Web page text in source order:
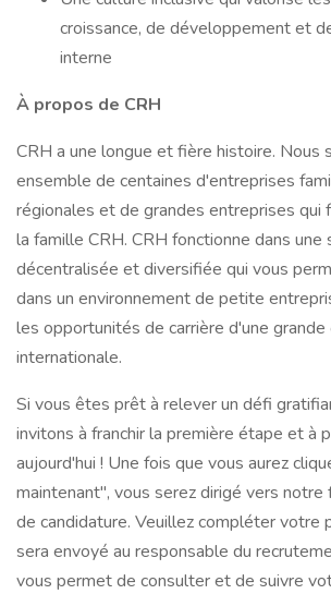
croissance, de développement et
interne
À propos de CRH
CRH a une longue et fière histoire. Nous
ensemble de centaines d'entreprises
régionales et de grandes entreprises qui
la famille CRH. CRH fonctionne dans une
décentralisée et diversifiée qui vous
dans un environnement de petite
les opportunités de carrière d'une grande
internationale.
Si vous êtes prêt à relever un défi
invitons à franchir la première étape et à
aujourd'hui ! Une fois que vous aurez
maintenant", vous serez dirigé vers
de candidature. Veuillez compléter votre
sera envoyé au responsable du
vous permet de consulter et de suivre